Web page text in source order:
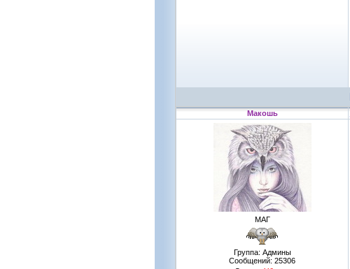
Макошь
МАГ
Группа: Админы
Сообщений: 25306